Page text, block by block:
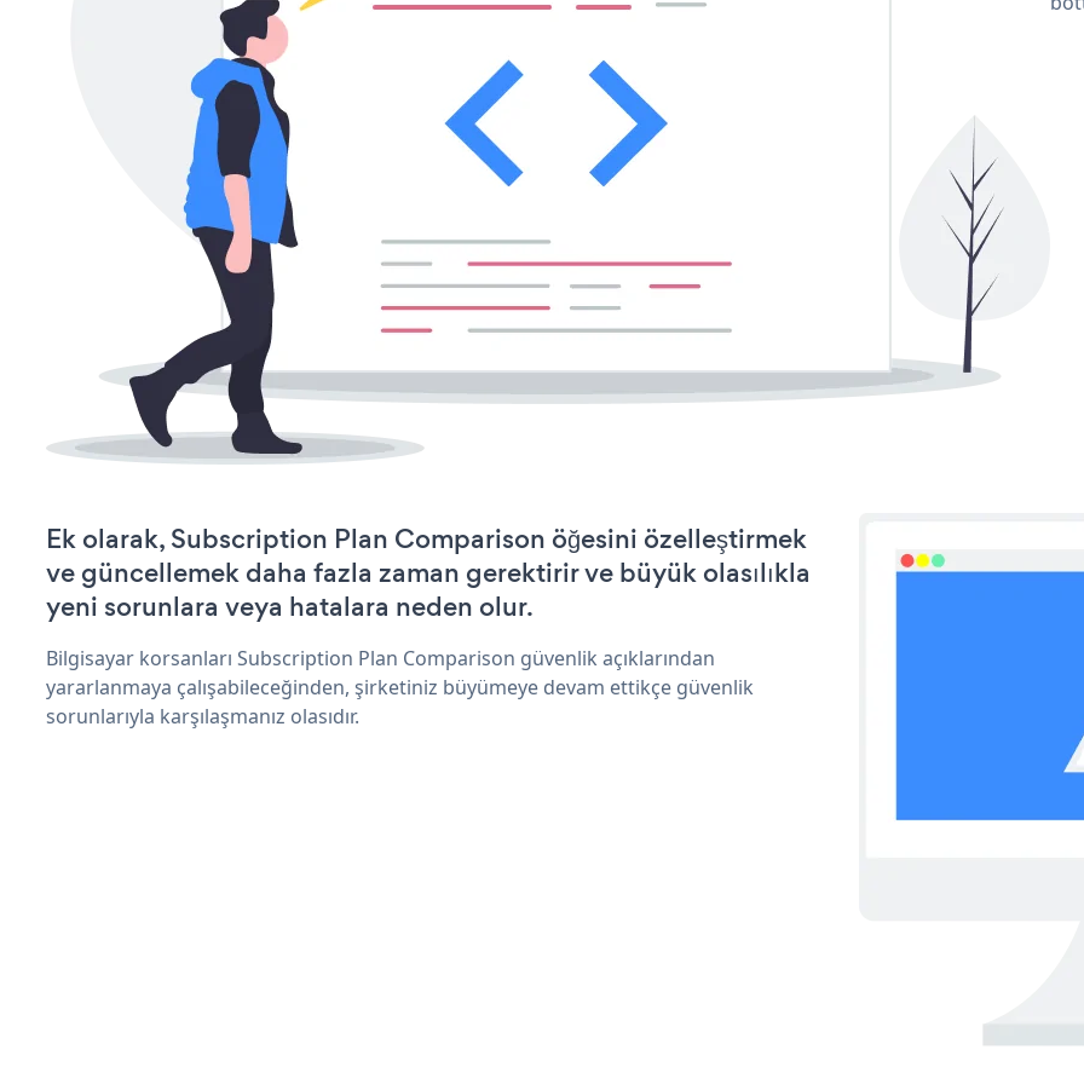
Ek olarak, Subscription Plan Comparison öğesini özelleştirmek
ve güncellemek daha fazla zaman gerektirir ve büyük olasılıkla
yeni sorunlara veya hatalara neden olur.
Bilgisayar korsanları Subscription Plan Comparison güvenlik açıklarından
yararlanmaya çalışabileceğinden, şirketiniz büyümeye devam ettikçe güvenlik
sorunlarıyla karşılaşmanız olasıdır.